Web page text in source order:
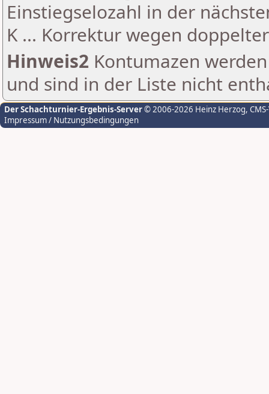
Einstiegselozahl in der
K ... Korrektur wegen
Hinweis2 Kontumazen
und sind in der Liste nicht
Der Schachturnier-Ergebnis-Server© 2006-2026 Heinz Herzog,
Impressum / Nutzungsbedingungen